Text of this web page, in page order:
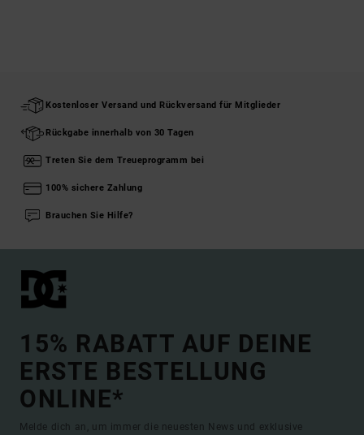
Kostenloser Versand und Rückversand für Mitglieder
Rückgabe innerhalb von 30 Tagen
Treten Sie dem Treueprogramm bei
100% sichere Zahlung
Brauchen Sie Hilfe?
15% RABATT AUF DEINE
ERSTE BESTELLUNG
ONLINE*
Melde dich an, um immer die neuesten News und exklusive